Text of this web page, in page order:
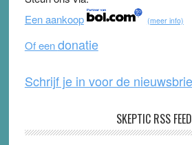
o
o
k
b
e
Een aankoop
(meer info)
Of eendonatie
Schrijf je in voor de
SKEPTIC RSS FEED